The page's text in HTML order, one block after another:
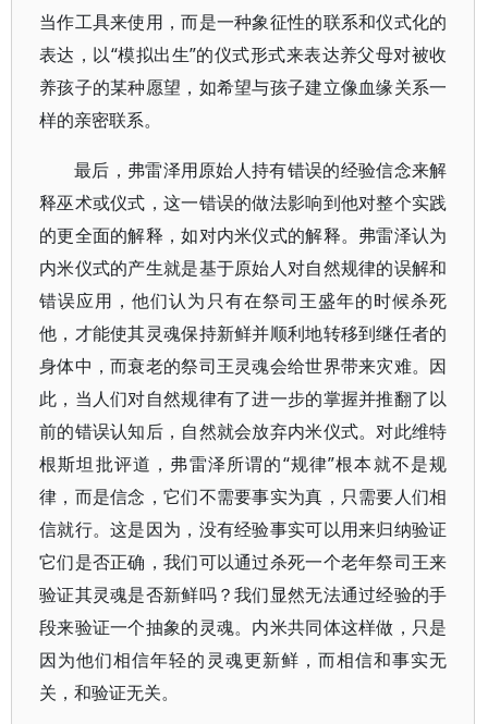
当作工具来使用，而是一种象征性的联系和仪式化的
表达，以“模拟出生”的仪式形式来表达养父母对被收
养孩子的某种愿望，如希望与孩子建立像血缘关系一
样的亲密联系。
最后，弗雷泽用原始人持有错误的经验信念来解
释巫术或仪式，这一错误的做法影响到他对整个实践
的更全面的解释，如对内米仪式的解释。弗雷泽认为
内米仪式的产生就是基于原始人对自然规律的误解和
错误应用，他们认为只有在祭司王盛年的时候杀死
他，才能使其灵魂保持新鲜并顺利地转移到继任者的
身体中，而衰老的祭司王灵魂会给世界带来灾难。因
此，当人们对自然规律有了进一步的掌握并推翻了以
前的错误认知后，自然就会放弃内米仪式。对此维特
根斯坦批评道，弗雷泽所谓的“规律”根本就不是规
律，而是信念，它们不需要事实为真，只需要人们相
信就行。这是因为，没有经验事实可以用来归纳验证
它们是否正确，我们可以通过杀死一个老年祭司王来
验证其灵魂是否新鲜吗？我们显然无法通过经验的手
段来验证一个抽象的灵魂。内米共同体这样做，只是
因为他们相信年轻的灵魂更新鲜，而相信和事实无
关，和验证无关。